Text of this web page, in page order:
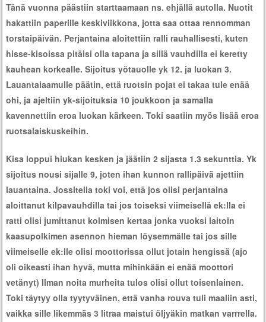
Tänä vuonna päästiin starttaamaan ns. ehjällä autolla. Nuotit
hakattiin paperille keskiviikkona, jotta saa ottaa rennomman
torstaipäivän. Perjantaina aloitettiin ralli rauhallisesti, kuten
hisse-kisoissa pitäisi olla tapana ja sillä vauhdilla ei keretty
kauhean korkealle. Sijoitus yötauolle yk 12. ja luokan 3.
Lauantaiaamulle päätin, että ruotsin pojat ei takaa tule enää
ohi, ja ajeltiin yk-sijoituksia 10 joukkoon ja samalla
kavennettiin eroa luokan kärkeen. Toki saatiin myös lisää eroa
ruotsalaiskuskeihin.
Kisa loppui hiukan kesken ja jäätiin 2 sijasta 1.3 sekunttia. Yk
sijoitus nousi sijalle 9, joten ihan kunnon rallipäivä ajettiin
lauantaina. Jossitella toki voi, että jos olisi perjantaina
aloittanut kilpavauhdilla tai jos toiseksi viimeisellä ek:lla ei
ratti olisi jumittanut kolmisen kertaa jonka vuoksi laitoin
kaasupolkimen asennon hieman löysemmälle tai jos sille
viimeiselle ek:lle olisi moottorissa ollut jotain hengissä (ajo
oli oikeasti ihan hyvä, mutta mihinkään ei enää moottori
vetänyt) Ilman noita murheita tulos olisi ollut toisenlainen.
Toki täytyy olla tyytyväinen, että vanha rouva tuli maaliin asti,
vaikka sille likemmäs 3 litraa maistui öljyäkin matkan varrrella.